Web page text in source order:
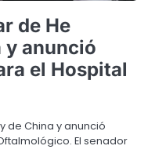
de He
y anunció
el Hospital
de China y anunció
El senador